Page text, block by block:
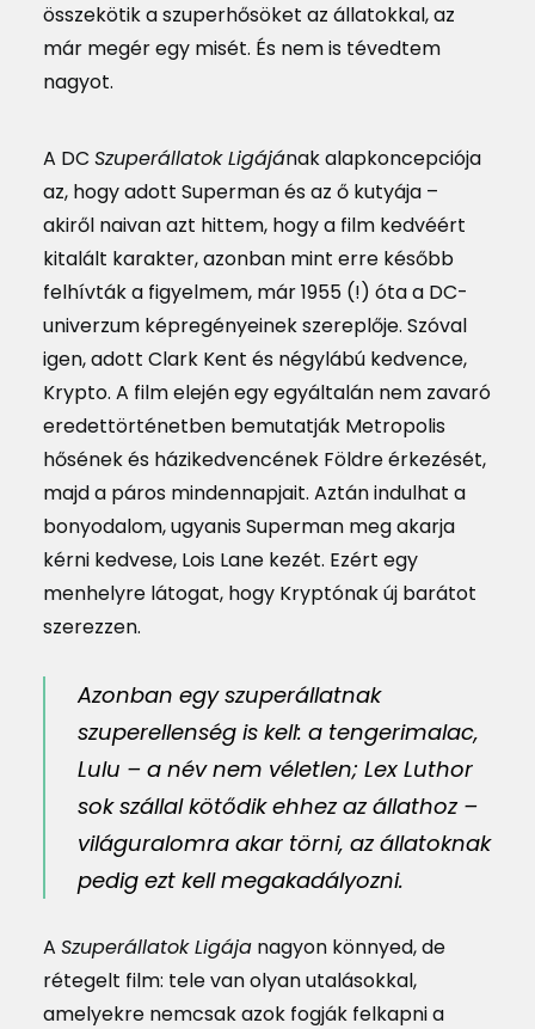
összekötik a szuperhősöket az állatokkal, az
már megér egy misét. És nem is tévedtem
nagyot.
A DC Szuperállatok Ligájának alapkoncepciója
az, hogy adott Superman és az ő kutyája –
akiről naivan azt hittem, hogy a film kedvéért
kitalált karakter, azonban mint erre később
felhívták a figyelmem, már 1955 (!) óta a DC-
univerzum képregényeinek szereplője. Szóval
igen, adott Clark Kent és négylábú kedvence,
Krypto. A film elején egy egyáltalán nem zavaró
eredettörténetben bemutatják Metropolis
hősének és házikedvencének Földre érkezését,
majd a páros mindennapjait. Aztán indulhat a
bonyodalom, ugyanis Superman meg akarja
kérni kedvese, Lois Lane kezét. Ezért egy
menhelyre látogat, hogy Kryptónak új barátot
szerezzen.
Azonban egy szuperállatnak
szuperellenség is kell: a tengerimalac,
Lulu – a név nem véletlen; Lex Luthor
sok szállal kötődik ehhez az állathoz –
világuralomra akar törni, az állatoknak
pedig ezt kell megakadályozni.
A Szuperállatok Ligája nagyon könnyed, de
rétegelt film: tele van olyan utalásokkal,
amelyekre nemcsak azok fogják felkapni a